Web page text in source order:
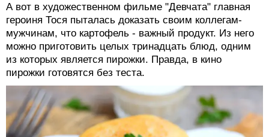
А вот в художественном фильме "Девчата" главная
героиня Тося пыталась доказать своим коллегам-
мужчинам, что картофель - важный продукт. Из него
можно приготовить целых тринадцать блюд, одним
из которых является пирожки. Правда, в кино
пирожки готовятся без теста.